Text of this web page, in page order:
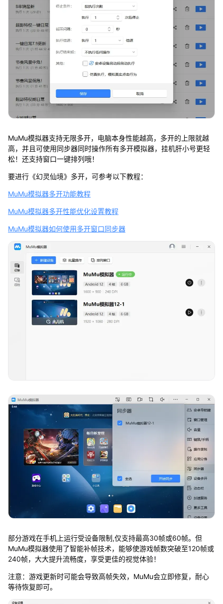
MuMu模拟器支持无限多开，电脑本身性能越高，多开的上限就越
高，并且可使用同步器同时操作所有多开模拟器，挂机肝小号更轻
松！还支持窗口一键排列哦！
要进行《幻灵仙境》多开，可参考以下教程：
MuMu模拟器多开功能教程
MuMu模拟器多开性能优化设置教程
MuMu模拟器如何使用多开窗口同步器
部分游戏在手机上运行受设备限制,仅支持最高30帧或60帧。但
MuMu模拟器使用了智能补帧技术，能够使游戏帧数突破至120帧或
240帧，大大提升流畅度，享受更佳的视觉体验！
注意：游戏更新时可能会导致高帧失效，MuMu会立即修复，耐心
等待恢复即可。